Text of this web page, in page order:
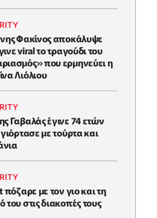
Φακίνος αποκάλυψε
viral το τραγούδι του
που ερμηνεύει η
Λιόλιου
Γαβαλάς έγινε 74 ετών
με τούρτα και
με τον γιο και τη
του στις διακοπές τους